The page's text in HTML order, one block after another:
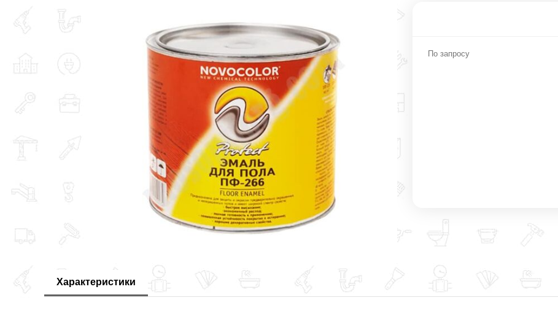
По запросу
Характеристики